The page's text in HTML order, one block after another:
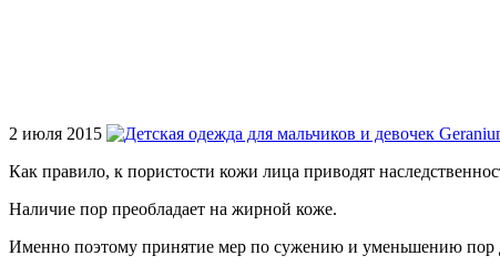
2 июля 2015
Как правило, к пористости кожи лица приводят
Наличие пор преобладает на жирной коже.
Именно поэтому принятие мер по сужению и уменьшению пор